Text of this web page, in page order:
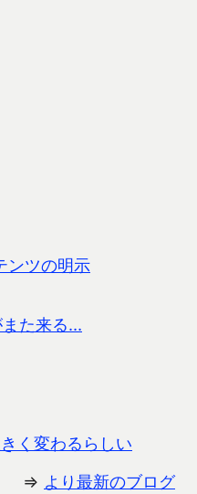
ンツの明示
た来る…
く変わるらしい
⇒ より最新のブログ